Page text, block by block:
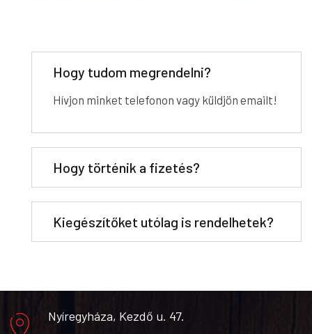
Hogy tudom megrendelni?
Hívjon minket telefonon vagy küldjön emailt!
Hogy történik a fizetés?
Kiegészítőket utólag is rendelhetek?
Nyíregyháza, Kezdő u. 47.